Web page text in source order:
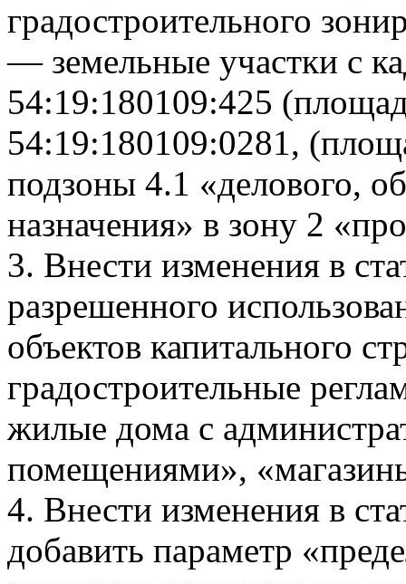
градостроительного
— земельные участки с
54:19:180109:425
54:19:180109:0281,
подзоны 4.1 «делового,
назначения» в зону 2
3. Внести изменения в
разрешенного
объектов капитального
градостроительные
жилые дома с
помещениями»,
4. Внести изменения в
добавить параметр